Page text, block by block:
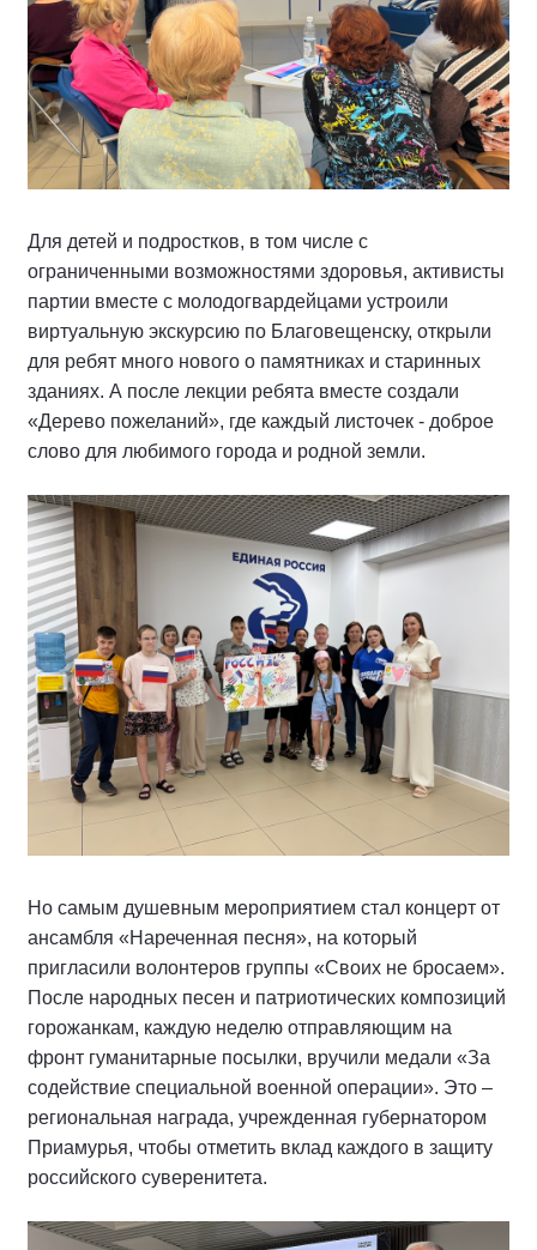
Для детей и подростков, в том числе с
ограниченными возможностями здоровья, активисты
партии вместе с молодогвардейцами устроили
виртуальную экскурсию по Благовещенску, открыли
для ребят много нового о памятниках и старинных
зданиях. А после лекции ребята вместе создали
«Дерево пожеланий», где каждый листочек - доброе
слово для любимого города и родной земли.
Но самым душевным мероприятием стал концерт от
ансамбля «Нареченная песня», на который
пригласили волонтеров группы «Своих не бросаем».
После народных песен и патриотических композиций
горожанкам, каждую неделю отправляющим на
фронт гуманитарные посылки, вручили медали «За
содействие специальной военной операции». Это –
региональная награда, учрежденная губернатором
Приамурья, чтобы отметить вклад каждого в защиту
российского суверенитета.